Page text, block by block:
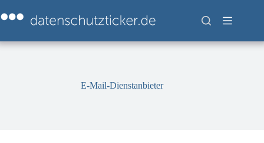
Inhalt
springen
E-Mail-Dienstanbieter